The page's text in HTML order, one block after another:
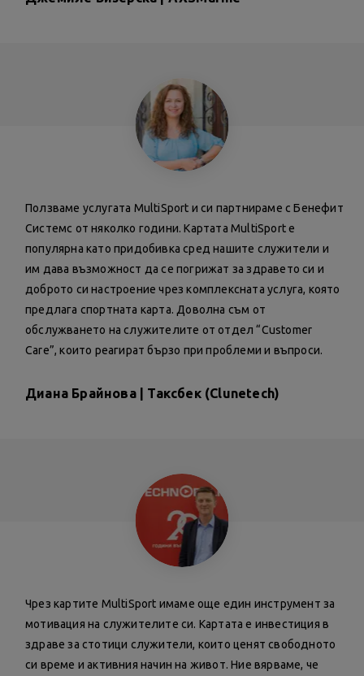
Ползваме услугата MultiSport и си партнираме с Бенефит
Системс от няколко години. Картата MultiSport е
популярна като придобивка сред нашите служители и
им дава възможност да се погрижат за здравето си и
доброто си настроение чрез комплексната услуга, която
предлага спортната карта. Доволна съм от
обслужването на служителите от отдел “Customer
Care”, които реагират бързо при проблеми и въпроси.
Диана Брайнова | Таксбек (Clunetech)
Чрез картите MultiSport имаме още един инструмент за
мотивация на служителите си. Картата е инвестиция в
здраве за стотици служители, които ценят свободното
си време и активния начин на живот. Ние вярваме, че